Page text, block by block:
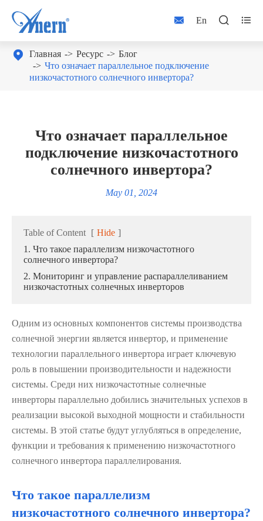
 En  
 Главная Ресурс
Блог
Что означает параллельное подключение
низкочастотного солнечного инвертора?
Что означает параллельное
подключение низкочастотного
солнечного инвертора?
May 01, 2024
Table of Content [ Hide ]
1. Что такое параллелизм низкочастотного
солнечного инвертора?
2. Мониторинг и управление распараллеливанием
низкочастотных солнечных инверторов
Одним из основных компонентов системы производства
солнечной энергии является инвертор, и применение
технологии параллельного инвертора играет ключевую
роль в повышении производительности и надежности
системы. Среди них низкочастотные солнечные
инверторы параллельно добились значительных успехов в
реализации высокой выходной мощности и стабильности
системы. В этой статье будут углубляться в определение,
функции и требования к применению низкочастотного
солнечного инвертора параллелирования.
Что такое параллелизм
низкочастотного солнечного инвертора?